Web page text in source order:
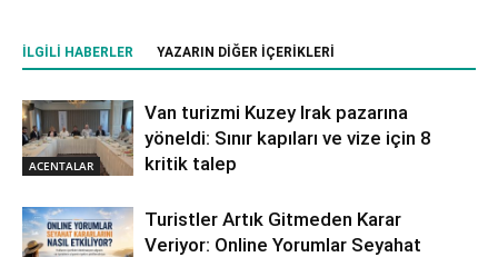
İLGILI HABERLER YAZARIN DIĞER İÇERIKLERI
ACENTALAR
Van turizmi Kuzey Irak pazarına
yöneldi: Sınır kapıları ve vize için 8
kritik talep
Turistler Artık Gitmeden Karar
Veriyor: Online Yorumlar Seyahat